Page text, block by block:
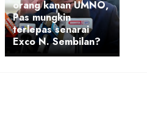
orang kanan UMNO,
Pas mungkin
terlepas senarai
Exco N. Sembilan?